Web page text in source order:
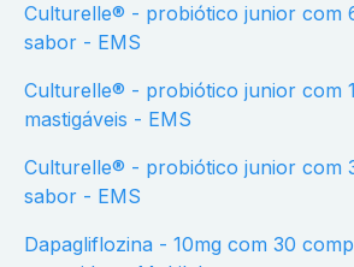
Culturelle® - probiótico junior com 6 sachês sem
sabor - EMS
Culturelle® - probiótico junior com 10 comprimidos
mastigáveis - EMS
Culturelle® - probiótico junior com 30 sachês sem
sabor - EMS
Dapagliflozina - 10mg com 30 comprimidos